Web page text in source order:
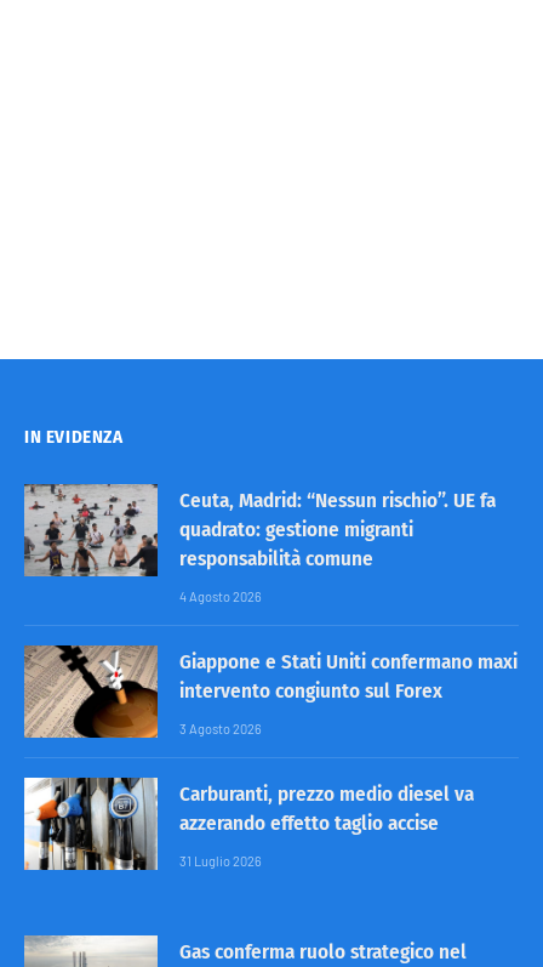
IN EVIDENZA
Ceuta, Madrid: “Nessun rischio”. UE fa
quadrato: gestione migranti
responsabilità comune
4 Agosto 2026
Giappone e Stati Uniti confermano maxi
intervento congiunto sul Forex
3 Agosto 2026
Carburanti, prezzo medio diesel va
azzerando effetto taglio accise
31 Luglio 2026
Gas conferma ruolo strategico nel